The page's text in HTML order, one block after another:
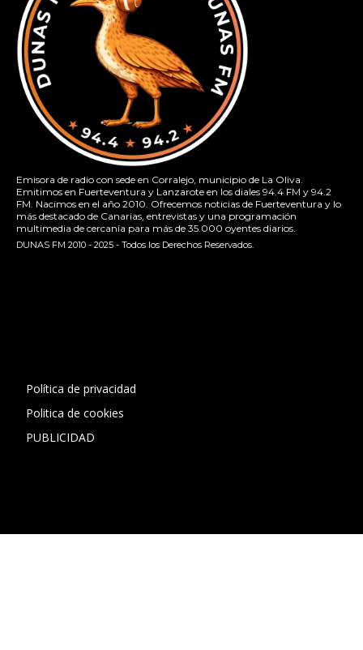
Emisora de radio con sede en Corralejo, municipio de La Oliva.
Emitimos en Fuerteventura y Lanzarote en los diales 94.4 FM y 94.2
FM. Nacimos en el año 2010. Ofrecemos noticias de Fuerteventura y lo
más destacado de Canarias, entrevistas y una programación
multimedia de cercanía para más de 35.000 oyentes diarios.
DUNAS FM 2010 - 2025 - Todos los Derechos Reservados.
Política de privacidad
Politica de cookies
PUBLICIDAD